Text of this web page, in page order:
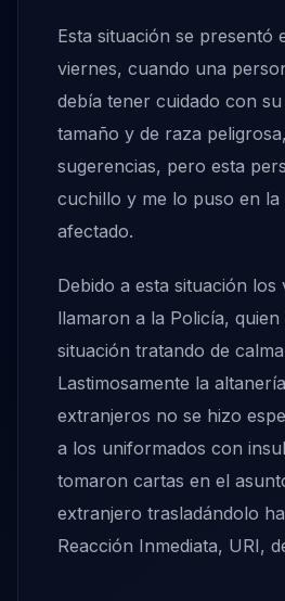
Esta situación se presentó
viernes, cuando una
debía tener cuidado con
tamaño y de raza
sugerencias, pero esta
cuchillo y me lo puso en la
afectado.
Debido a esta situación los
llamaron a la Policía,
situación tratando de
Lastimosamente la
extranjeros no se hizo
a los uniformados con
tomaron cartas en el
extranjero trasladándolo
Reacción Inmediata, URI,